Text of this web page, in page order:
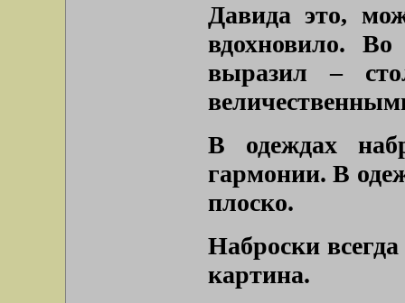
Давида это,
вдохновило.
выразил –
В одеждах
гармонии. В
плоско.
Наброски
картина.